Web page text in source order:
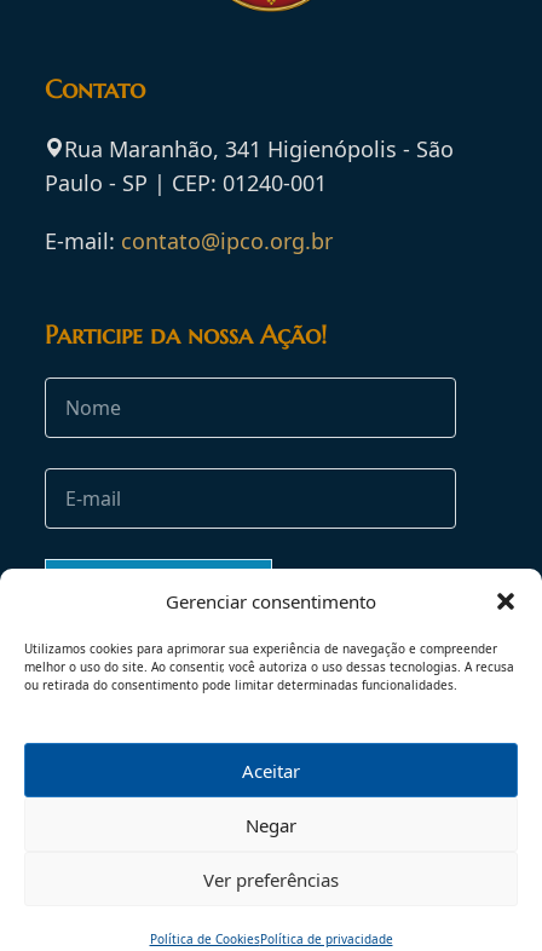
Gerenciar consentimento
Utilizamos cookies para aprimorar sua experiência de navegação e compreender
melhor o uso do site. Ao consentir, você autoriza o uso dessas tecnologias. A recusa
ou retirada do consentimento pode limitar determinadas funcionalidades.
Aceitar
Negar
Ver preferências
Política de CookiesPolítica de privacidade
Contato
Rua Maranhão, 341 Higienópolis - São
Paulo - SP | CEP: 01240-001
E-mail: contato@ipco.org.br
Participe da nossa Ação!
POLÍTICA DE PRIVACIDADE
© 2026 - TODOS OS DIREITOS RESERVADOS